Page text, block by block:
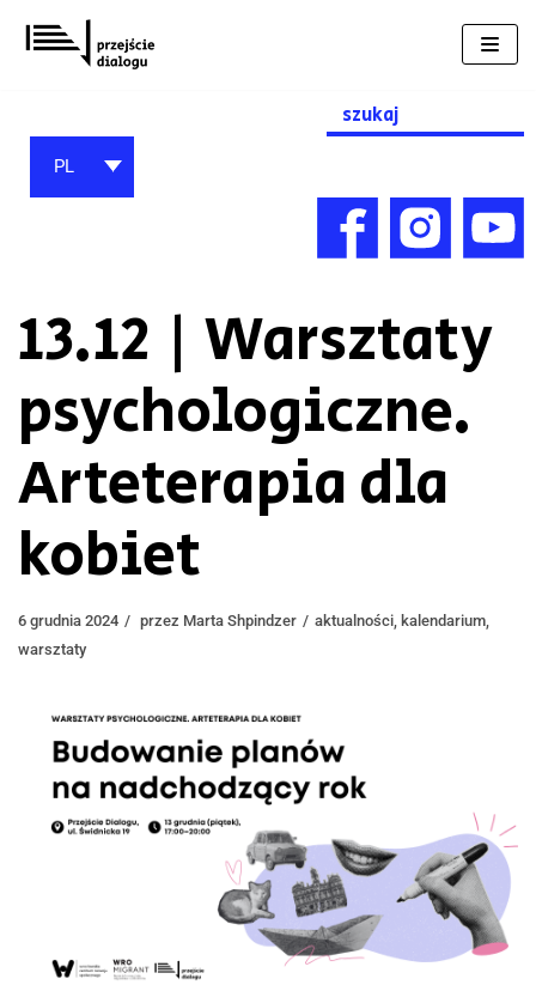
Przejdź
do
Search
for:
PL
13.12 | Warsztaty
psychologiczne.
Arteterapia dla
kobiet
6 grudnia 2024 przez Marta Shpindzer aktualności kalendarium
warsztaty